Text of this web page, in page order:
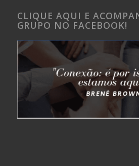
CLIQUE AQUI E
GRUPO NO FACEBOOK!